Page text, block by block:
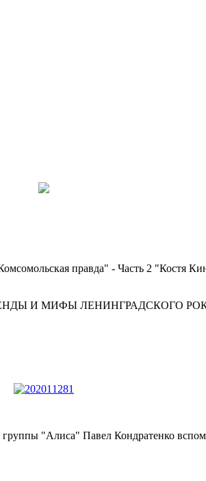
правда" - Часть 2 "Костя
И МИФЫ ЛЕНИНГРАДСКОГО
"Алиса" Павел Кондратенко